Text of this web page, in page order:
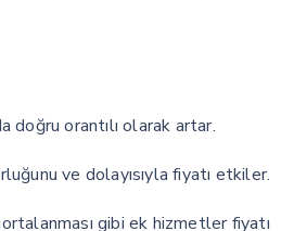
doğru orantılı olarak artar.
ve dolayısıyla fiyatı etkiler.
gibi ek hizmetler fiyatı